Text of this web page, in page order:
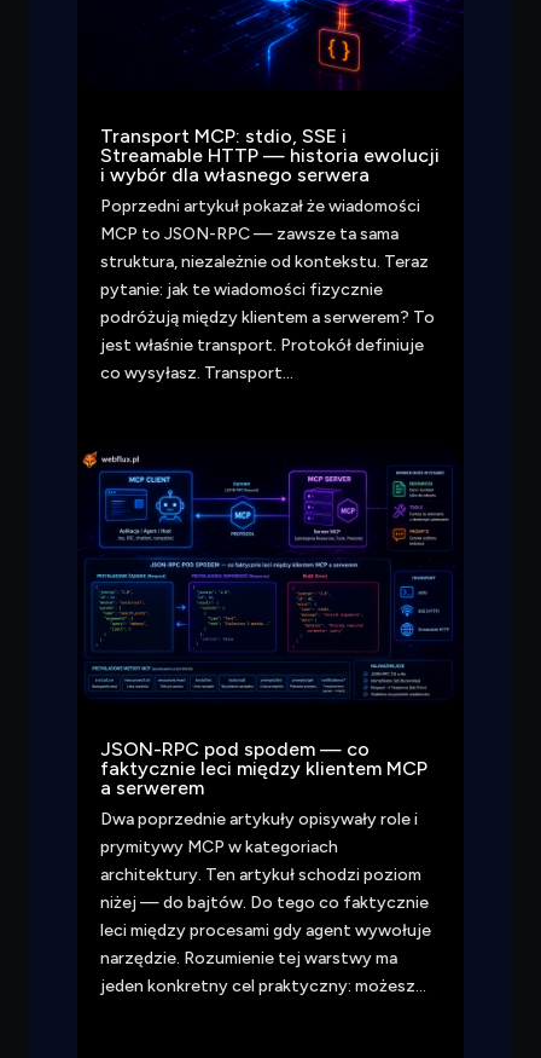
Transport MCP: stdio, SSE i
Streamable HTTP — historia ewolucji
i wybór dla własnego serwera
Poprzedni artykuł pokazał że wiadomości
MCP to JSON-RPC — zawsze ta sama
struktura, niezależnie od kontekstu. Teraz
pytanie: jak te wiadomości fizycznie
podróżują między klientem a serwerem? To
jest właśnie transport. Protokół definiuje
co wysyłasz. Transport…
JSON-RPC pod spodem — co
faktycznie leci między klientem MCP
a serwerem
Dwa poprzednie artykuły opisywały role i
prymitywy MCP w kategoriach
architektury. Ten artykuł schodzi poziom
niżej — do bajtów. Do tego co faktycznie
leci między procesami gdy agent wywołuje
narzędzie. Rozumienie tej warstwy ma
jeden konkretny cel praktyczny: możesz…